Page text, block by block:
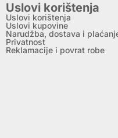
Uslovi korištenja
Uslovi korištenja
Uslovi kupovine
Narudžba, dostava i
Privatnost
Reklamacije i povrat robe